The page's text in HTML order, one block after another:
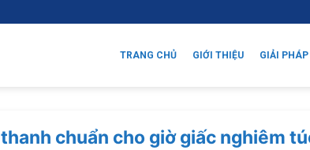
TRANG CHỦ GIỚI THIỆU GIẢI PHÁP
chuẩn cho giờ giấc nghiêm